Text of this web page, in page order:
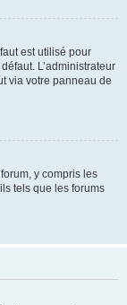
est utilisé pour
L’administrateur
via votre panneau de
y compris les
tels que les forums